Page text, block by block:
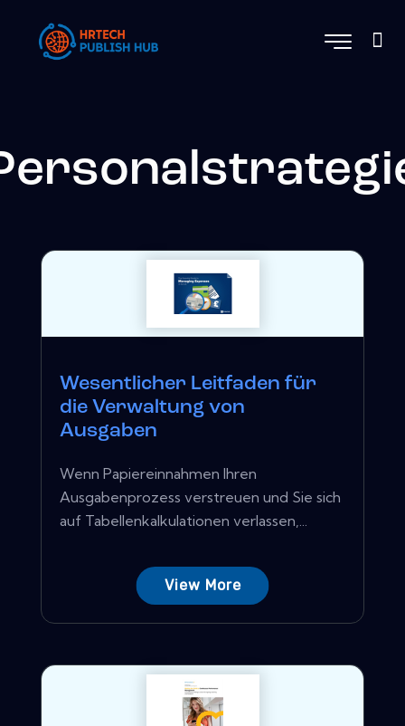
Wesentlicher Leitfaden für
die Verwaltung von
Ausgaben
Wenn Papiereinnahmen Ihren
Ausgabenprozess verstreuen und Sie sich
auf Tabellenkalkulationen verlassen,...
View More